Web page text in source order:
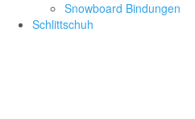
Snowboard Bindungen
Schlittschuh